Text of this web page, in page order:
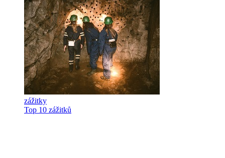
zážitky
Top 10 zážitků